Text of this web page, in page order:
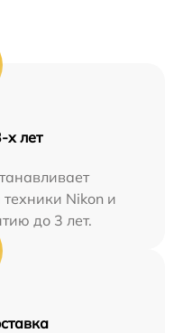
х лет
Nikon и
до 3 лет.